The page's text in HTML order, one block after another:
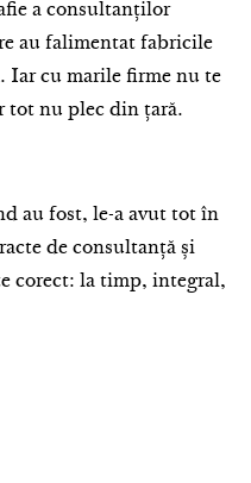
a consultanților
au falimentat fabricile
Iar cu marile firme nu te
tot nu plec din țară.
au fost, le-a avut tot în
de consultanță și
corect: la timp, integral,